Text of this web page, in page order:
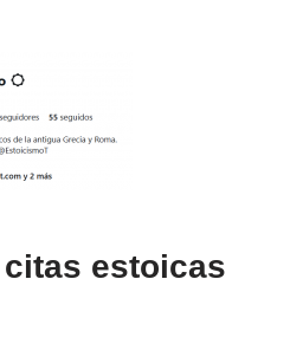
estoicas